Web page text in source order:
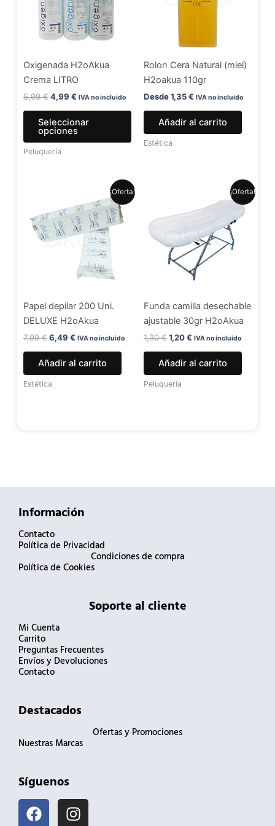
Oxigenada H2oAkua
Crema LITRO
5,99€4,99 € IVA no incluido
Seleccionar
opciones
pueden
elegir
la
página
de
Peluquería
Rolon Cera Natural (miel)
H2oakua 110gr
Desde1,35€ IVA no incluido
Añadir al carrito
Estética
¡Oferta!
Papel depilar 200 Uni.
DELUXE H2oAkua
7,99€
original
era:
7,99 €.
6,49 €
actual
es:
6,49 €.
IVA no incluido
Añadir al carrito
Estética
¡Oferta!
Funda camilla desechable
ajustable 30gr H2oAkua
1,30€
original
era:
1,20€
actual
1,20 €.
IVA no incluido
Añadir al carrito
Peluquería
Información
Contacto
Política de Privacidad
Condiciones de compra
Política de Cookies
Soporte al cliente
Mi Cuenta
Carrito
Preguntas Frecuentes
Envíos y Devoluciones
Contacto
Destacados
Ofertas y Promociones
Nuestras Marcas
Síguenos
F
a
I
n